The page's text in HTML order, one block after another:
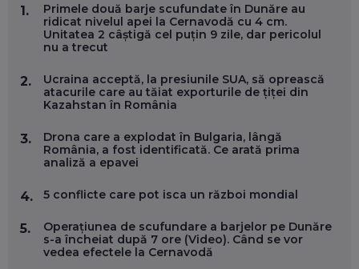
FOLOSEȘTI TEHNOLOGIA CA SĂ FII MAI BUN LA JOB. ȘI CUM
SE VA SCHIMBA MUNCA, ÎN URMĂTORII ANI
EP. 58
MARIUS PAȘCULEA, COFONDATOR AL KULTH: CUM
FOLOSEȘTI TEHNOLOGIA CA SĂ ÎȚI DESCHIZI DRUMUL
CĂTRE ARTĂ, LA NIVEL GLOBAL
ANDREI AVĂDANEI, BIT SENTINEL: CUM ÎȚI PROTEJEZI
CARIERĂ DE „HACKER CU PERMIS”
EP. 56
DOINA VÎLCEANU, CONTENTSPEED: VREI SUCCES ONLINE?
1.
Primele două barje scufundate în Dunăre au
ridicat nivelul apei la Cernavodă cu 4 cm.
Unitatea 2 câștigă cel puțin 9 zile, dar pericolul
nu a trecut
2.
Ucraina acceptă, la presiunile SUA, să oprească
atacurile care au tăiat exporturile de țiței din
Kazahstan în România
3.
Drona care a explodat în Bulgaria, lângă
România, a fost identificată. Ce arată prima
analiză a epavei
4. 5 conflicte care pot isca un război mondial
5.
Operațiunea de scufundare a barjelor pe Dunăre
s-a încheiat după 7 ore (Video). Când se vor
vedea efectele la Cernavodă